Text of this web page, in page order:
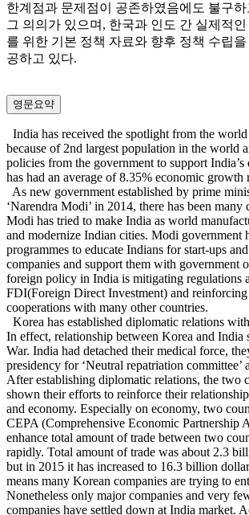
한계점과 문제점이 공존하였음에도 불구하
그 의의가 있으며, 한국과 인도 간 실제적
를 위한 기본 정책 자료와 향후 정책 수립을
공하고 있다.
영문요약
India has received the spotlight from the world
because of 2nd largest population in the world
policies from the government to support
has had an average of 8.35% economic growth
As new government established by prime
‘Narendra Modi’ in 2014, there has been many
Modi has tried to make India as world
and modernize Indian cities. Modi government
programmes to educate Indians for start-ups
companies and support them with government
foreign policy in India is mitigating regulations
FDI(Foreign Direct Investment) and
cooperations with many other countries.
Korea has established diplomatic relations
In effect, relationship between Korea and India
War. India had detached their medical force,
presidency for ‘Neutral repatriation committee’
After establishing diplomatic relations, the two
shown their efforts to reinforce their
and economy. Especially on economy, two
CEPA (Comprehensive Economic Partnership
enhance total amount of trade between two
rapidly. Total amount of trade was about 2.3
but in 2015 it has increased to 16.3 billion
means many Korean companies are trying to
Nonetheless only major companies and very
companies have settled down at India market.